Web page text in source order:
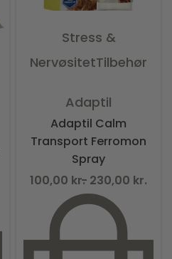
Stress &
NervøsitetTilbehør
Adaptil
Adaptil Calm
Transport Ferromon
Spray
100,00 kr. 230,00 kr.